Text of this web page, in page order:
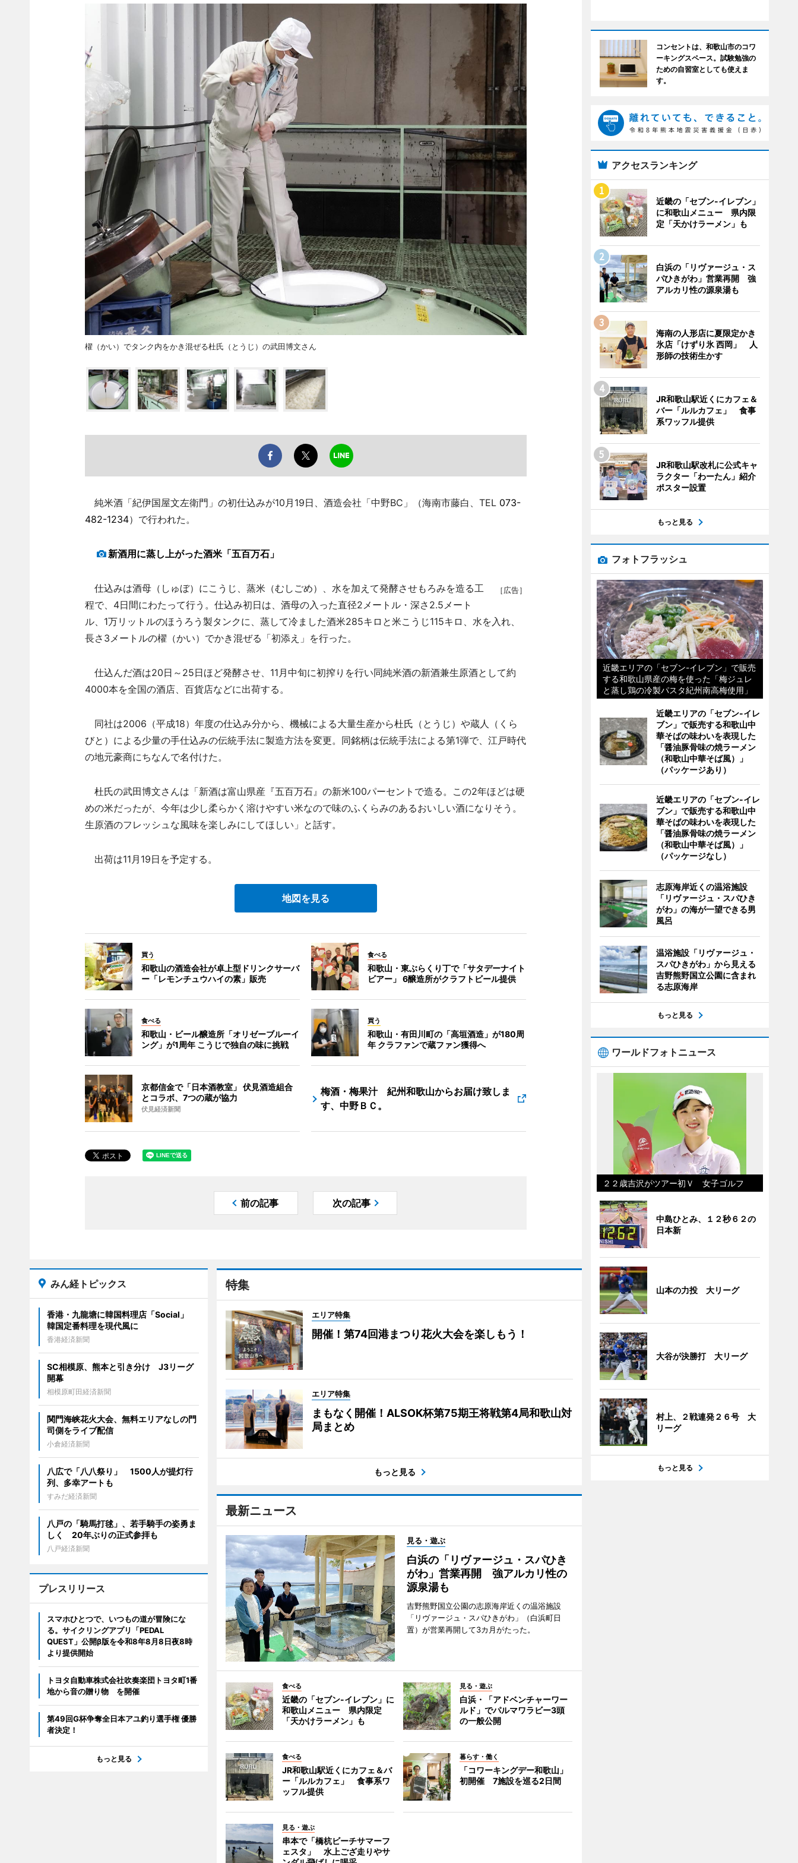
櫂（かい）でタンク内をかき混ぜる杜氏（とうじ）の武田博文さん
純米酒「紀伊国屋文左衛門」の初仕込みが10月19日、酒造会社「中野BC」（海南市藤白、TEL 073-
482-1234）で行われた。
新酒用に蒸し上がった酒米「五百万石」
［広告］
仕込みは酒母（しゅぼ）にこうじ、蒸米（むしごめ）、水を加えて発酵させもろみを造る工
程で、4日間にわたって行う。仕込み初日は、酒母の入った直径2メートル・深さ2.5メート
ル、1万リットルのほうろう製タンクに、蒸して冷ました酒米285キロと米こうじ115キロ、水を入れ、
長さ3メートルの櫂（かい）でかき混ぜる「初添え」を行った。
仕込んだ酒は20日～25日ほど発酵させ、11月中旬に初搾りを行い同純米酒の新酒兼生原酒として約
4000本を全国の酒店、百貨店などに出荷する。
同社は2006（平成18）年度の仕込み分から、機械による大量生産から杜氏（とうじ）や蔵人（くら
びと）による少量の手仕込みの伝統手法に製造方法を変更。同銘柄は伝統手法による第1弾で、江戸時代
の地元豪商にちなんで名付けた。
杜氏の武田博文さんは「新酒は富山県産『五百万石』の新米100パーセントで造る。この2年ほどは硬
めの米だったが、今年は少し柔らかく溶けやすい米なので味のふくらみのあるおいしい酒になりそう。
生原酒のフレッシュな風味を楽しみにしてほしい」と話す。
出荷は11月19日を予定する。
地図を見る
買う
和歌山の酒造会社が卓上型ドリンクサーバ
ー「レモンチュウハイの素」販売
食べる
和歌山・東ぶらくり丁で「サタデーナイト
ビアー」 6醸造所がクラフトビール提供
食べる
和歌山・ビール醸造所「オリゼーブルーイ
ング」が1周年 こうじで独自の味に挑戦
買う
和歌山・有田川町の「高垣酒造」が180周
年 クラファンで蔵ファン獲得へ
京都信金で「日本酒教室」 伏見酒造組合
とコラボ、7つの蔵が協力
伏見経済新聞
梅酒・梅果汁 紀州和歌山からお届け致しま
す、中野ＢＣ。
前の記事 次の記事
特集
エリア特集
開催！第74回港まつり花火大会を楽しもう！
エリア特集
まもなく開催！ALSOK杯第75期王将戦第4局和歌山対
局まとめ
もっと見る
最新ニュース
見る・遊ぶ
白浜の「リヴァージュ・スパひき
がわ」営業再開 強アルカリ性の
源泉湯も
吉野熊野国立公園の志原海岸近くの温浴施設
「リヴァージュ・スパひきがわ」（白浜町日
置）が営業再開して3カ月がたった。
食べる
近畿の「セブン-イレブン」に
和歌山メニュー 県内限定
「天かけラーメン」も
見る・遊ぶ
白浜・「アドベンチャーワー
ルド」でパルマワラビー3頭
の一般公開
食べる
JR和歌山駅近くにカフェ＆バ
ー「ルルカフェ」 食事系ワ
ッフル提供
暮らす・働く
「コワーキングデー和歌山」
初開催 7施設を巡る2日間
見る・遊ぶ
串本で「橋杭ビーチサマーフ
ェスタ」 水上ござ走りやサ
みん経トピックス
香港・九龍塘に韓国料理店「Social」
韓国定番料理を現代風に
香港経済新聞
SC相模原、熊本と引き分け J3リーグ
開幕
相模原町田経済新聞
関門海峡花火大会、無料エリアなしの門
司側をライブ配信
小倉経済新聞
八広で「八八祭り」 1500人が提灯行
列、多幸アートも
すみだ経済新聞
八戸の「騎馬打毬」、若手騎手の姿勇ま
しく 20年ぶりの正式参拝も
八戸経済新聞
プレスリリース
スマホひとつで、いつもの道が冒険にな
る。サイクリングアプリ「PEDAL
QUEST」公開β版を令和8年8月8日夜8時
より提供開始
トヨタ自動車株式会社吹奏楽団トヨタ町1番
地から音の贈り物 を開催
第49回G杯争奪全日本アユ釣り選手権 優勝
者決定！
もっと見る
コンセントは、和歌山市のコワ
ーキングスペース。試験勉強の
ための自習室としても使えま
す。
アクセスランキング
近畿の「セブン-イレブン」
に和歌山メニュー 県内限
定「天かけラーメン」も
白浜の「リヴァージュ・ス
パひきがわ」営業再開 強
アルカリ性の源泉湯も
海南の人形店に夏限定かき
氷店「けずり氷 西岡」 人
形師の技術生かす
JR和歌山駅近くにカフェ＆
バー「ルルカフェ」 食事
系ワッフル提供
JR和歌山駅改札に公式キャ
ラクター「わーたん」紹介
ポスター設置
もっと見る
フォトフラッシュ
近畿エリアの「セブン-イレブン」で販売
する和歌山県産の梅を使った「梅ジュレ
と蒸し鶏の冷製パスタ紀州南高梅使用」
近畿エリアの「セブン-イレ
ブン」で販売する和歌山中
華そばの味わいを表現した
「醤油豚骨味の焼ラーメン
（和歌山中華そば風）」
（パッケージあり）
近畿エリアの「セブン-イレ
ブン」で販売する和歌山中
華そばの味わいを表現した
「醤油豚骨味の焼ラーメン
（和歌山中華そば風）」
（パッケージなし）
志原海岸近くの温浴施設
「リヴァージュ・スパひき
がわ」の海が一望できる男
風呂
温浴施設「リヴァージュ・
スパひきがわ」から見える
吉野熊野国立公園に含まれ
る志原海岸
もっと見る
ワールドフォトニュース
２２歳吉沢がツアー初Ｖ 女子ゴルフ
中島ひとみ、１２秒６２の
日本新
山本の力投 大リーグ
大谷が決勝打 大リーグ
村上、２戦連発２６号 大
リーグ
もっと見る